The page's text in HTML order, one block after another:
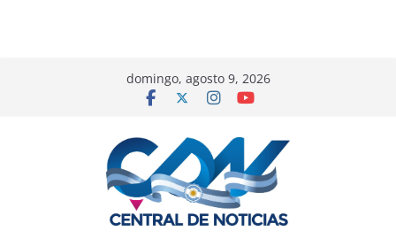
domingo, agosto 9, 2026